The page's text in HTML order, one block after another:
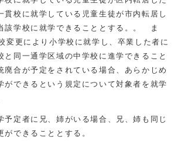
貫校に就学している児童生徒が市内転居し
該学校に就学できることとする。。 ま
変更により小学校に就学し、卒業した者に
と同一通学区域の中学校に進学できること
合が予定をされている場合、あらかじめ
ができるという規定について対象者を就学
定者に兄、姉がいる場合、兄、姉も同じ
できることとする。